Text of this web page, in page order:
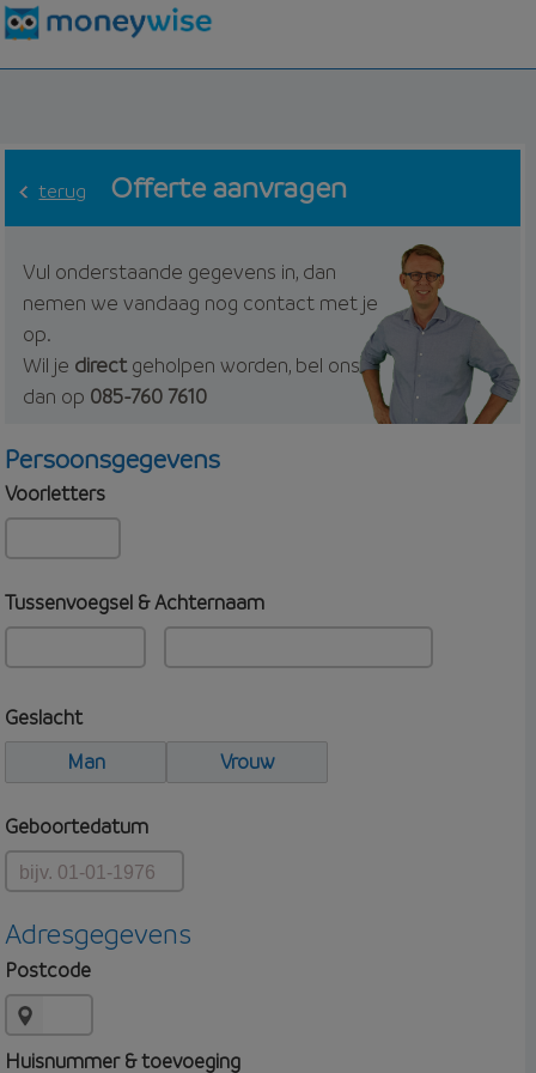
terug Offerte aanvragen
Vul onderstaande gegevens in, dan
nemen we vandaag nog contact met je
op.
Wil je directgeholpen worden, bel ons
dan op 085-760 7610
Persoonsgegevens
Voorletters
Tussenvoegsel & Achternaam
Geslacht
Man
Vrouw
Geboortedatum
Adresgegevens
Postcode
Huisnummer & toevoeging